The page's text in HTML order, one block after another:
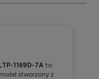
1169D-7A to
stworzony z